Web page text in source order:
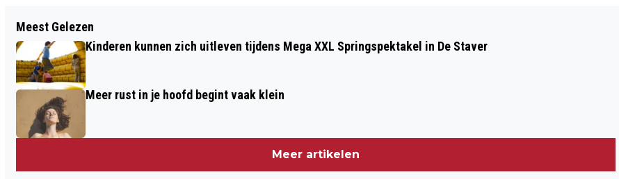
DIT IS HET MOOISTE STRAATJE VAN
SOMMELSDIJK
HAAL NOODPAKKET IN HUIS
Meest Gelezen
Kinderen kunnen zich uitleven tijdens Mega XXL Springspektakel in De Staver
Meer rust in je hoofd begint vaak klein
Meer artikelen